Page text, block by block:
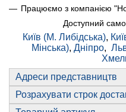
Працюємо з компанією
Доступний
Київ (М. Либідська),
Мінська), Дніпро,
Адреси представництв
Розрахувати строк